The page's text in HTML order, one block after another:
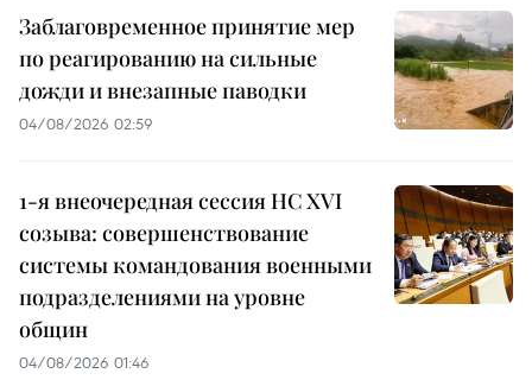
Заблаговременное принятие мер
по реагированию на сильные
дожди и внезапные паводки
04/08/2026 02:59
1-я внеочередная сессия НС XVI
созыва: совершенствование
системы командования военными
подразделениями на уровне
общин
04/08/2026 01:46